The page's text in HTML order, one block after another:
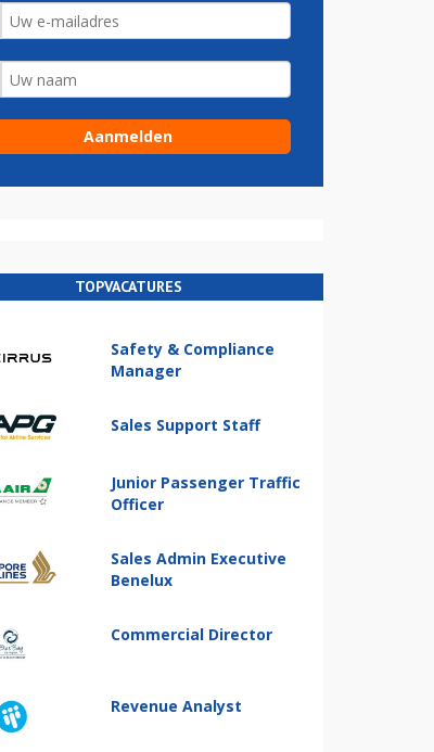
TOPVACATURES
Safety & Compliance
Manager
Sales Support Staff
Junior Passenger Traffic
Officer
Sales Admin Executive
Benelux
Commercial Director
Revenue Analyst